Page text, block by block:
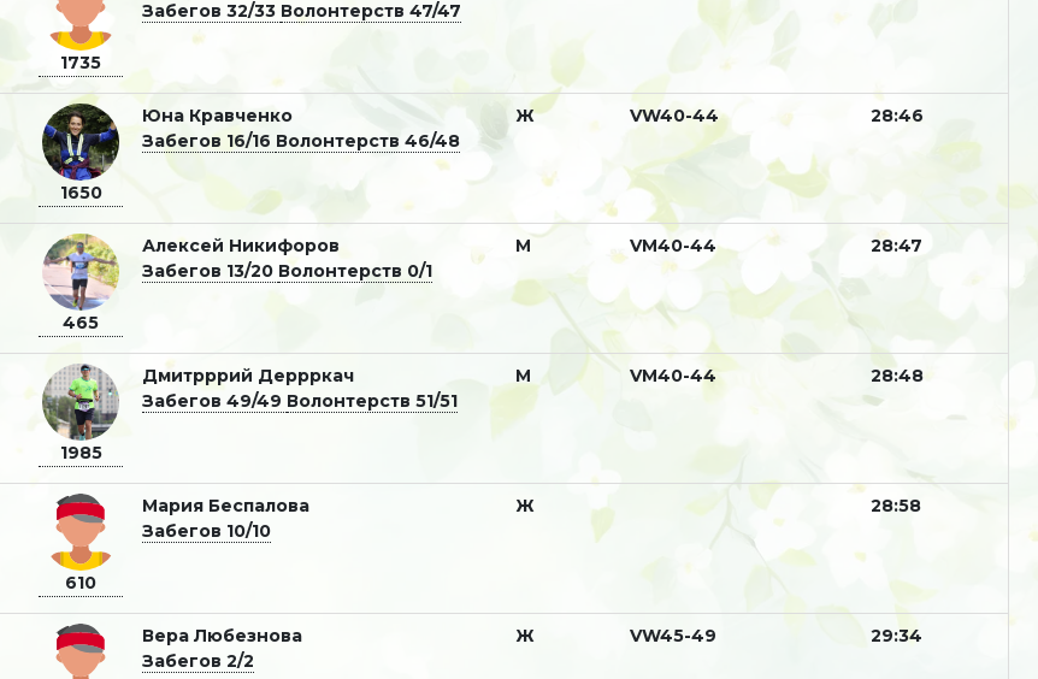
1735
Забегов 32/33 Волонтерств 47/47
1650
Юна Кравченко
Забегов 16/16 Волонтерств 46/48
Ж VW40-44 28:46
465
Алексей Никифоров
Забегов 13/20 Волонтерств 0/1
М VM40-44 28:47
1985
Дмитрррий Деррркач
Забегов 49/49 Волонтерств 51/51
М VM40-44 28:48
610
Мария Беспалова
Забегов 10/10
Ж 28:58
Вера Любезнова
Забегов 2/2
Ж VW45-49 29:34